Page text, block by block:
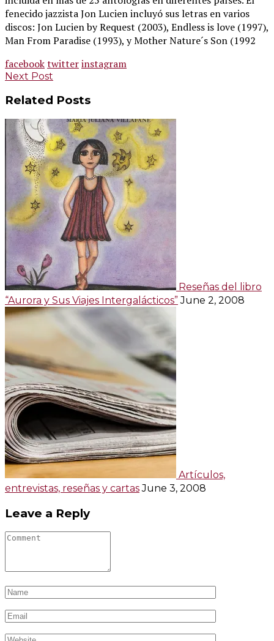
fenecido jazzista Jon Lucien incluyó sus letras en varios
discos: Jon Lucien by Request (2003), Endless is love (1997),
Man From Paradise (1993), y Mother Nature´s Son (1992
facebooktwitterinstagram
Post
navigation
Next Post
Related Posts
Reseñas del libro
“Aurora y Sus Viajes Intergalácticos” June 2, 2008
Artículos,
entrevistas, reseñas y cartas June 3, 2008
Leave a Reply